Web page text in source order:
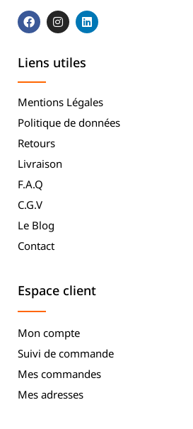
Liens utiles
Mentions Légales
Politique de données
Retours
Livraison
F.A.Q
C.G.V
Le Blog
Contact
Espace client
Mon compte
Suivi de commande
Mes commandes
Mes adresses